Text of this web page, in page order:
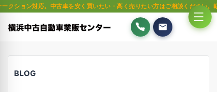
対応。中古車を安く買いたい・高く売りたい方はご相談ください。軽自動
BLOG